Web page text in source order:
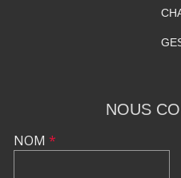
NOUS
NOM *